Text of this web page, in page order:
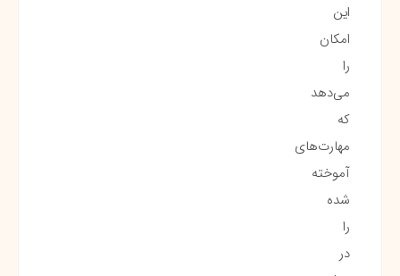
این
امکان
را
می‌دهد
که
مهارت‌های
آموخته
شده
را
در